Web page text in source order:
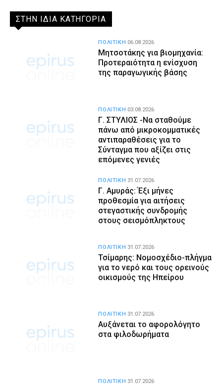
ΣΤΗΝ ΙΔΙΑ ΚΑΤΗΓΟΡΙΑ
Μητσοτάκης για βιομηχανία:
Προτεραιότητα η ενίσχυση
της παραγωγικής βάσης
ΠΟΛΙΤΙΚΗ 06.08.2026
Γ. ΣΤΥΛΙΟΣ -Να σταθούμε
πάνω από μικροκομματικές
αντιπαραθέσεις για το
Σύνταγμα που αξίζει στις
επόμενες γενιές
ΠΟΛΙΤΙΚΗ 03.08.2026
Γ. Αμυράς: Έξι μήνες
προθεσμία για αιτήσεις
στεγαστικής συνδρομής
στους σεισμόπληκτους
ΠΟΛΙΤΙΚΗ 31.07.2026
Τσίμαρης: Νομοσχέδιο-πλήγμα
για το νερό και τους ορεινούς
οικισμούς της Ηπείρου
ΠΟΛΙΤΙΚΗ 31.07.2026
Αυξάνεται το αφορολόγητο
στα φιλοδωρήματα
ΠΟΛΙΤΙΚΗ 31.07.2026
ΠΟΛΙΤΙΚΗ 31.07.2026